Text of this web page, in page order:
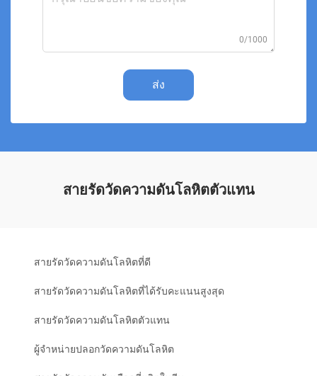
0/1000
ส่ง
สายรัดวัดความดันโลหิตตัวแทน
สายรัดวัดความดันโลหิตที่ดี
สายรัดวัดความดันโลหิตที่ได้รับคะแนนสูงสุด
สายรัดวัดความดันโลหิตตัวแทน
ผู้จำหน่ายปลอกวัดความดันโลหิต